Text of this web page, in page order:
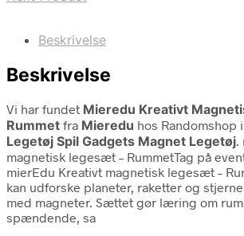
Beskrivelse
Beskrivelse
Vi har fundet Mieredu Kreativt
Rummet fra Mieredu hos Randomshop
Legetøj Spil Gadgets Magnet Legetøj.
magnetisk legesæt – RummetTag på
mierEdu Kreativt magnetisk legesæt –
kan udforske planeter, raketter og
med magneter. Sættet gør læring om
spændende, sa